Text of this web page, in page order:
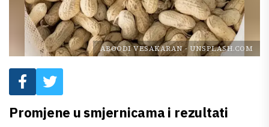
ABOODI VESAKARAN-UNSPLASH.COM
Promjene u smjernicama i rezultati